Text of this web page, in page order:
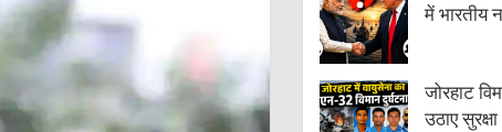
में भारतीय
जोरहाट
उठाए